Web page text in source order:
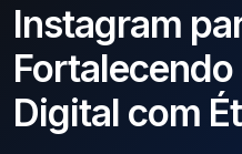
Instagram
Fortalecendo
Digital com